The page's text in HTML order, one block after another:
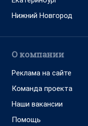
Нижний Новгород
О компании
Реклама на сайте
Команда проекта
Наши вакансии
Помощь